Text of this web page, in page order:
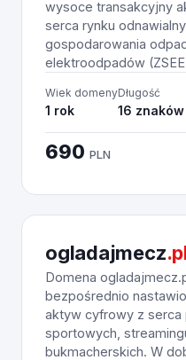
wysoce transakcyjny
serca rynku
gospodarowania
elektroodpadów
Wiek domeny
1 rok
Długość
16 znaków
690 PLN
ogladajmecz
Domena
bezpośrednio
aktyw cyfrowy z
sportowych,
bukmacherskich. W